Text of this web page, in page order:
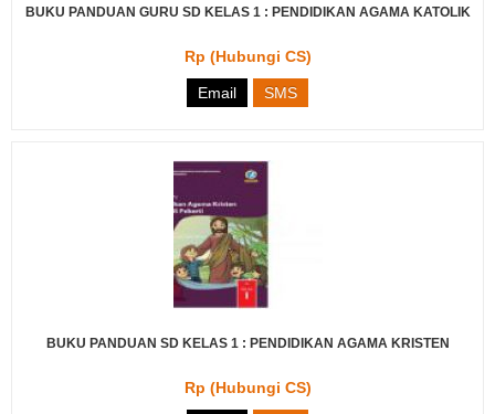
BUKU PANDUAN GURU SD KELAS 1 : PENDIDIKAN AGAMA KATOLIK
Rp (Hubungi CS)
Email SMS
BUKU PANDUAN SD KELAS 1 : PENDIDIKAN AGAMA KRISTEN
Rp (Hubungi CS)